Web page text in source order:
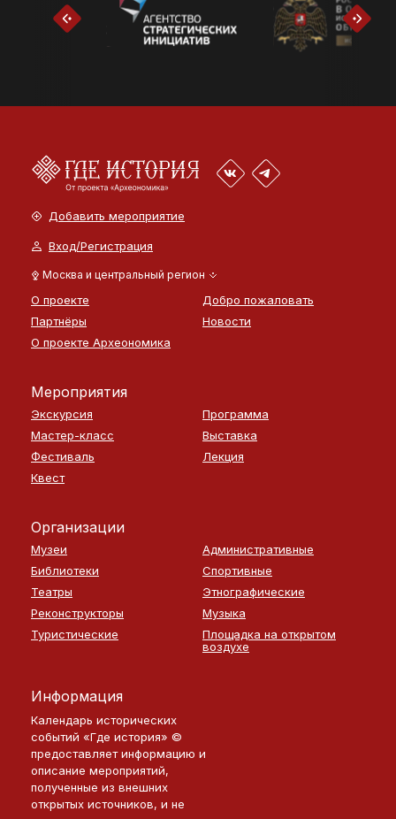
Добавить мероприятие
Вход/Регистрация
Москва и центральный регион
О проекте
Добро пожаловать
Партнёры
Новости
О проекте Археономика
Мероприятия
Экскурсия
Программа
Мастер-класс
Выставка
Фестиваль
Лекция
Квест
Организации
Музеи
Административные
Библиотеки
Спортивные
Театры
Этнографические
Реконструкторы
Музыка
Туристические
Площадка на открытом
воздухе
Информация
Календарь исторических
событий «Где история» ©
предоставляет информацию и
описание мероприятий,
полученные из внешних
открытых источников, и не